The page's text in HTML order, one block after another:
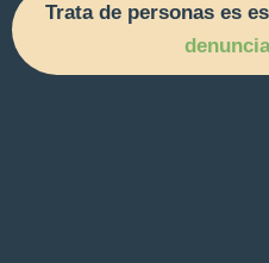
Trata de personas es